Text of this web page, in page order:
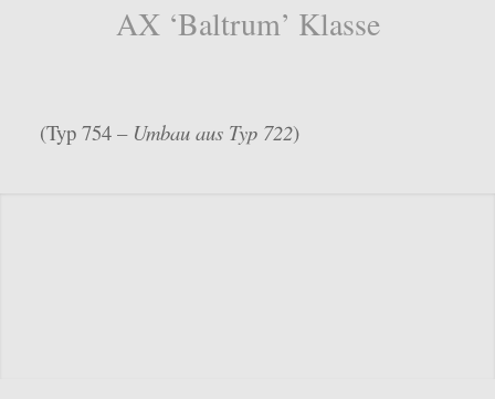
AX ‘Baltrum’ Klasse
(Typ 754 – Umbau aus Typ 722)